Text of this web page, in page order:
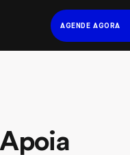
AGENDE AGORA